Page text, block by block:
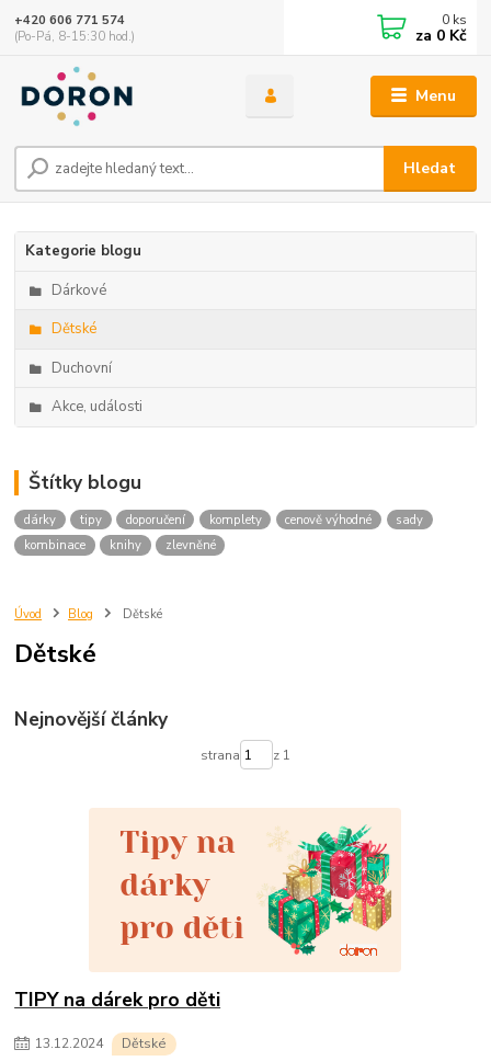
Menu
Hledat
+420 606 771 574
(Po-Pá, 8-15:30 hod.)
0 ks
za 0 Kč
Kategorie blogu
Dárkové
Dětské
Duchovní
Akce, události
Štítky blogu
dárky tipy doporučení komplety cenově výhodné
sady
kombinace
knihy zlevněné
Úvod Blog Dětské
Dětské
Nejnovější články
strana z 1
TIPY na dárek pro děti
13.12.2024 Dětské